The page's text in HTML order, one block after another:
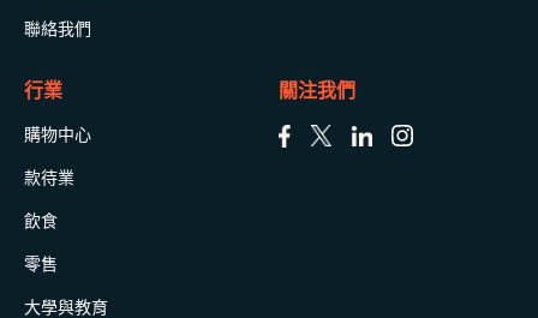
聯絡我們
行業
購物中心
款待業
飲食
零售
大學與教育
關注我們